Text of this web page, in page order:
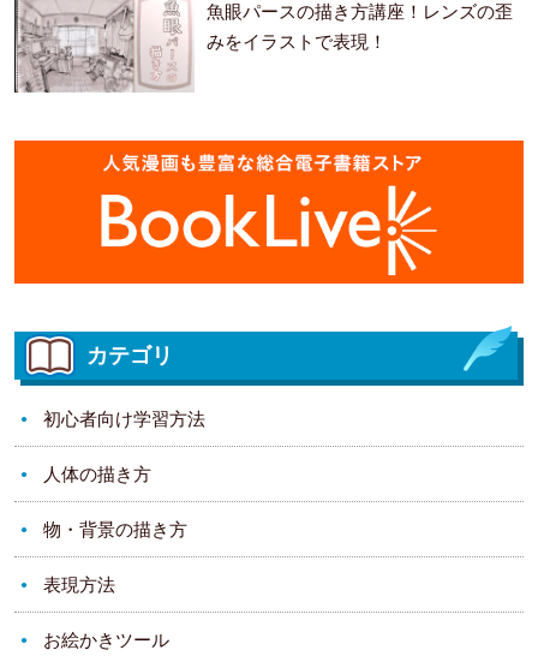
魚眼パースの描き方講座！レンズの歪
みをイラストで表現！
カテゴリ
初心者向け学習方法
人体の描き方
物・背景の描き方
表現方法
お絵かきツール